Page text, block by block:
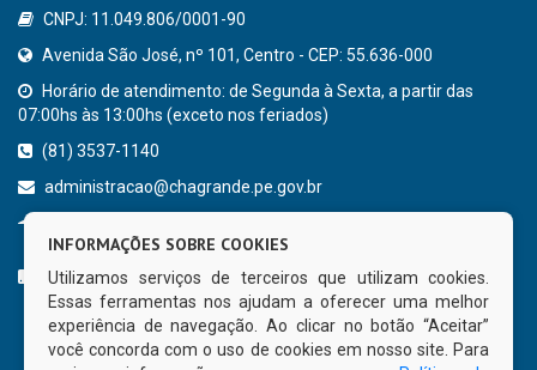
CNPJ: 11.049.806/0001-90
Avenida São José, nº 101, Centro - CEP: 55.636-000
Horário de atendimento: de Segunda à Sexta, a partir das
07:00hs às 13:00hs (exceto nos feriados)
(81) 3537-1140
administracao@chagrande.pe.gov.br
CURTA NOSSA FAN PAGE
INFORMAÇÕES SOBRE COOKIES
Utilizamos serviços de terceiros que utilizam cookies.
Essas ferramentas nos ajudam a oferecer uma melhor
experiência de navegação. Ao clicar no botão “Aceitar”
você concorda com o uso de cookies em nosso site. Para